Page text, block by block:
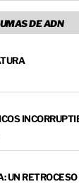
DE ADN
UN